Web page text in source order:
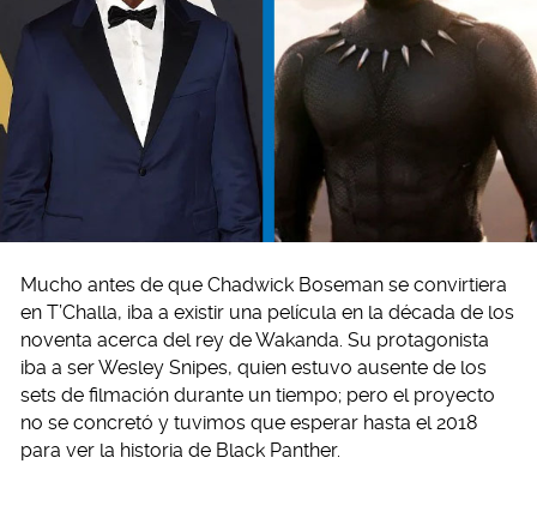
Mucho antes de que Chadwick Boseman se convirtiera
en T’Challa, iba a existir una película en la década de los
noventa acerca del rey de Wakanda. Su protagonista
iba a ser Wesley Snipes, quien estuvo ausente de los
sets de filmación durante un tiempo; pero el proyecto
no se concretó y tuvimos que esperar hasta el 2018
para ver la historia de Black Panther.